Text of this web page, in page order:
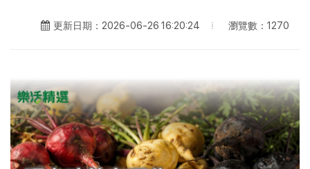
更新日期：2026-06-26 16:20:24 瀏覽數：1270